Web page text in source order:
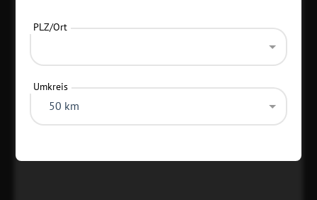
PLZ/Ort
Umkreis
50 km